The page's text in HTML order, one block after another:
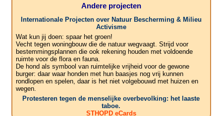
Andere projecten
Internationale Projecten over Natuur Bescherming & Milieu
Activisme
Wat kun jij doen: spaar het groen!
Vecht tegen woningbouw die de natuur wegvaagt. Strijd voor
bestemmingsplannen die ook rekening houden met voldoende
ruimte voor de flora en fauna.
De hond als symbool van ruimtelijke vrijheid voor de gewone
burger: daar waar honden met hun baasjes nog vrij kunnen
rondlopen en spelen, daar is het niet volgebouwd met huizen en
wegen.
Protesteren tegen de menselijke overbevolking: het laaste
taboe.
STHOPD eCards